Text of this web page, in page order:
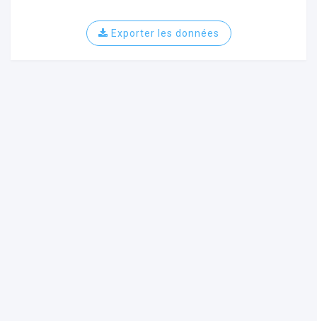
Exporter les données